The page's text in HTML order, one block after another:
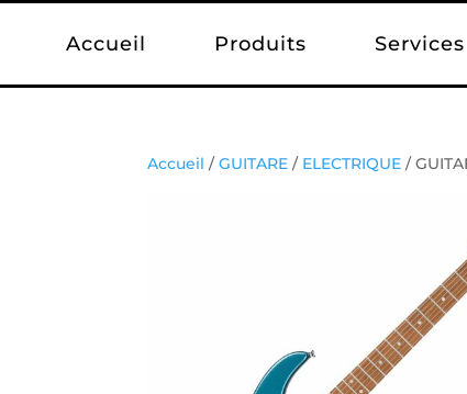
Accueil Produits Services
Accueil /GUITARE / ELECTRIQUE /